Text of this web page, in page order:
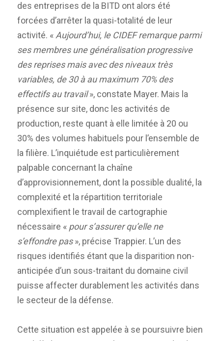
des entreprises de la BITD ont alors été
forcées d’arrêter la quasi-totalité de leur
activité. « Aujourd’hui, le CIDEF remarque parmi
ses membres une généralisation progressive
des reprises mais avec des niveaux très
variables, de 30 à au maximum 70% des
effectifs au travail», constate Mayer. Mais la
présence sur site, donc les activités de
production, reste quant à elle limitée à 20 ou
30% des volumes habituels pour l’ensemble de
la filière. L’inquiétude est particulièrement
palpable concernant la chaîne
d’approvisionnement, dont la possible dualité, la
complexité et la répartition territoriale
complexifient le travail de cartographie
nécessaire « pour s’assurer qu’elle ne
s’effondre pas», précise Trappier. L’un des
risques identifiés étant que la disparition non-
anticipée d’un sous-traitant du domaine civil
puisse affecter durablement les activités dans
le secteur de la défense.
Cette situation est appelée à se poursuivre bien